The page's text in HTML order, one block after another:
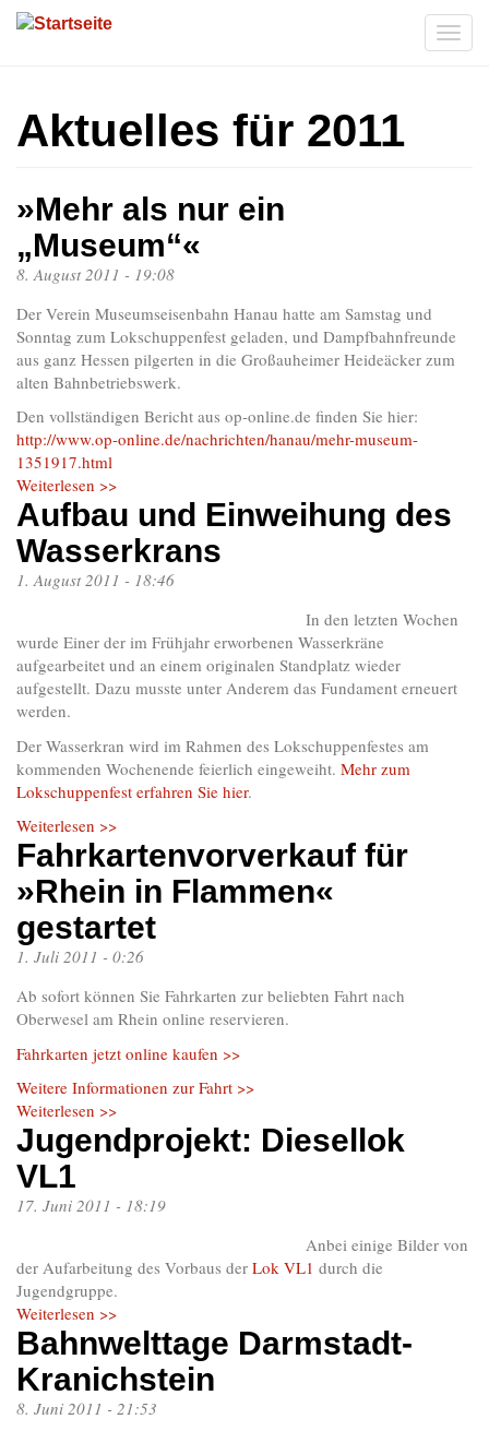
Direkt
zum
Aktuelles für 2011
»Mehr als nur ein
„Museum“«
8. August 2011 - 19:08
Der Verein Museumseisenbahn Hanau hatte am Samstag und
Sonntag zum Lokschuppenfest geladen, und Dampfbahnfreunde
aus ganz Hessen pilgerten in die Großauheimer Heideäcker zum
alten Bahnbetriebswerk.
Den vollständigen Bericht aus op-online.de finden Sie hier:
http://www.op-online.de/nachrichten/hanau/mehr-museum-
1351917.html
Weiterlesen >>
Aufbau und Einweihung des
Wasserkrans
1. August 2011 - 18:46
In den letzten Wochen
wurde Einer der im Frühjahr erworbenen Wasserkräne
aufgearbeitet und an einem originalen Standplatz wieder
aufgestellt. Dazu musste unter Anderem das Fundament erneuert
werden.
Der Wasserkran wird im Rahmen des Lokschuppenfestes am
kommenden Wochenende feierlich eingeweiht. Mehr zum
Lokschuppenfest erfahren Sie hier.
Weiterlesen >>
Fahrkartenvorverkauf für
»Rhein in Flammen«
gestartet
1. Juli 2011 - 0:26
Ab sofort können Sie Fahrkarten zur beliebten Fahrt nach
Oberwesel am Rhein online reservieren.
Fahrkarten jetzt online kaufen >>
Weitere Informationen zur Fahrt >>
Weiterlesen >>
Jugendprojekt: Diesellok
VL1
17. Juni 2011 - 18:19
Anbei einige Bilder von
der Aufarbeitung des Vorbaus der Lok VL1 durch die
Jugendgruppe.
Weiterlesen >>
Bahnwelttage Darmstadt-
Kranichstein
8. Juni 2011 - 21:53